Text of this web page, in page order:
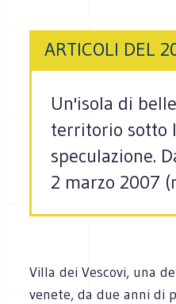
ARTICOLI DEL
Un'isola di
territorio sotto
speculazione.
2 marzo 2007
Villa dei Vescovi, una
venete, da due anni di